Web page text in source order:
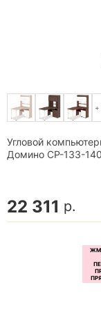
+
Угловой
Домино СР-133-140
22 311 р.